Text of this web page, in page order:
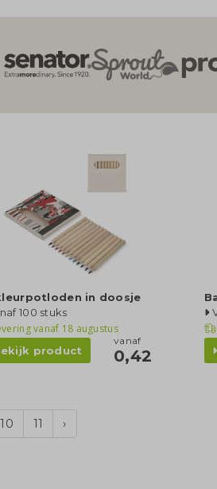
in doosje
100 stuks
vanaf 18 augustus
product
vanaf
0,42
10 11 ›